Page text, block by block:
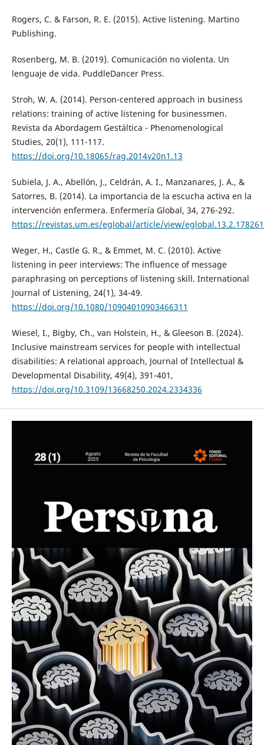
Rogers, C. & Farson, R. E. (2015). Active listening. Martino
Publishing.
Rosenberg, M. B. (2019). Comunicación no violenta. Un
lenguaje de vida. PuddleDancer Press.
Stroh, W. A. (2014). Person-centered approach in business
relations: training of active listening for businessmen.
Revista da Abordagem Gestáltica - Phenomenological
Studies, 20(1), 111-117.
https://doi.org/10.18065/rag.2014v20n1.13
Subiela, J. A., Abellón, J., Celdrán, A. I., Manzanares, J. A., &
Satorres, B. (2014). La importancia de la escucha activa en la
intervención enfermera. Enfermería Global, 34, 276-292.
https://revistas.um.es/eglobal/article/view/
Weger, H., Castle G. R., & Emmet, M. C. (2010). Active
listening in peer interviews: The influence of message
paraphrasing on perceptions of listening skill. International
Journal of Listening, 24(1), 34-49.
https://doi.org/10.1080/10904010903466311
Wiesel, I., Bigby, Ch., van Holstein, H., & Gleeson B. (2024).
Inclusive mainstream services for people with intellectual
disabilities: A relational approach, Journal of Intellectual &
Developmental Disability, 49(4), 391-401,
https://doi.org/10.3109/13668250.2024.2334336